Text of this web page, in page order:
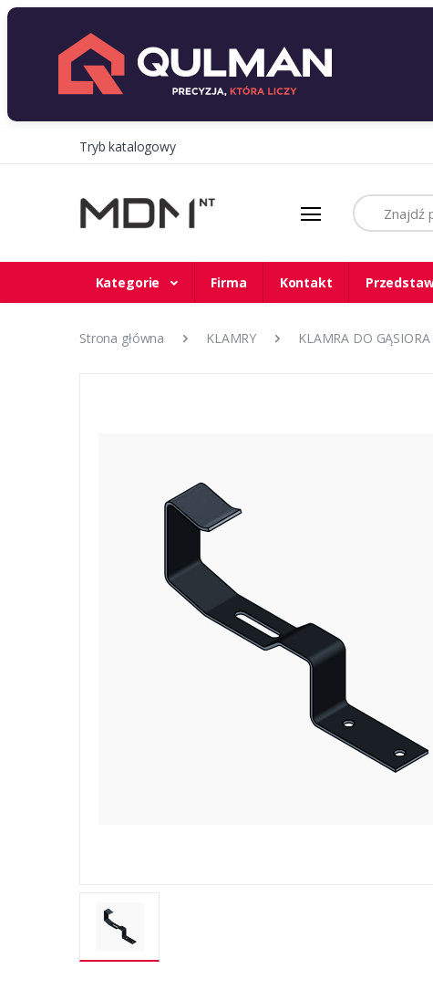
Tryb katalogowy
Szukaj
Kategorie Firma Kontakt
Strona główna KLAMRY KLAMRA DO